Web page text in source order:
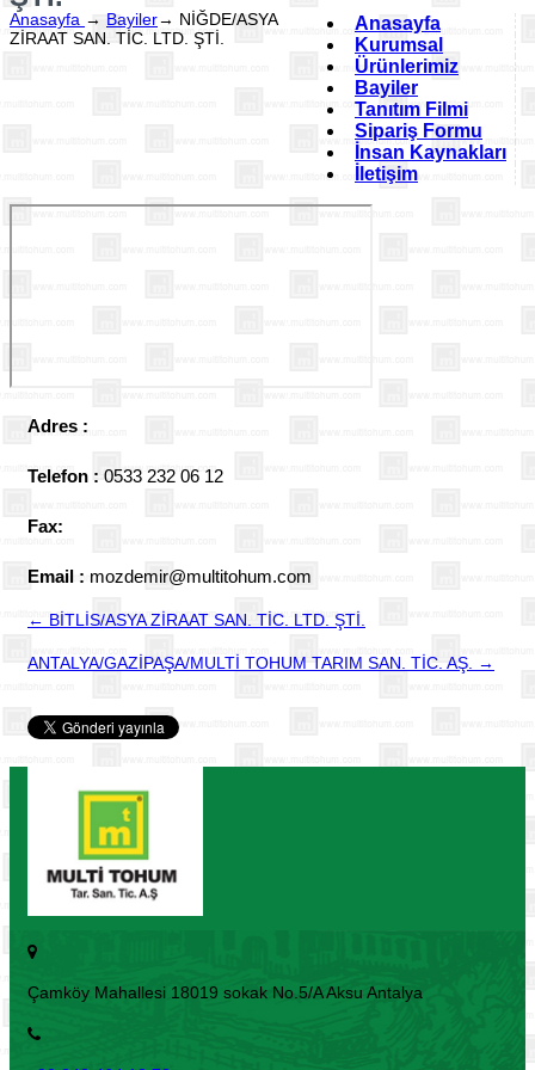
Anasayfa
Kurumsal
Ürünlerimiz
Bayiler
Tanıtım Filmi
Sipariş Formu
İnsan Kaynakları
İletişim
Anasayfa → Bayiler→ NİĞDE/ASYA
ZİRAAT SAN. TİC. LTD. ŞTİ.
Adres :
Telefon : 0533 232 06 12
Fax:
Email : mozdemir@multitohum.com
← BİTLİS/ASYA ZİRAAT SAN. TİC. LTD. ŞTİ.
ANTALYA/GAZİPAŞA/MULTİ TOHUM TARIM SAN. TİC. AŞ. →
Çamköy Mahallesi 18019 sokak No.5/A Aksu Antalya